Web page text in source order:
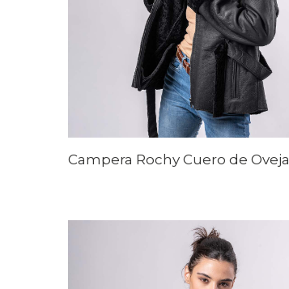
Campera Rochy Cuero de Oveja